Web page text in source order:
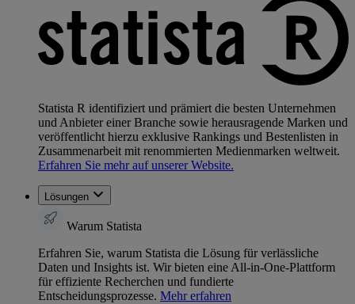
Statista R identifiziert und prämiert die besten Unternehmen
und Anbieter einer Branche sowie herausragende Marken und
veröffentlicht hierzu exklusive Rankings und Bestenlisten in
Zusammenarbeit mit renommierten Medienmarken weltweit.
Erfahren Sie mehr auf unserer Website.
Lösungen
Warum Statista
Erfahren Sie, warum Statista die Lösung für verlässliche
Daten und Insights ist. Wir bieten eine All-in-One-Plattform
für effiziente Recherchen und fundierte
Entscheidungsprozesse. Mehr erfahren